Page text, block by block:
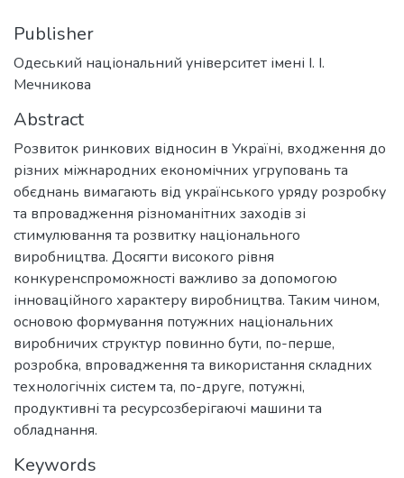
Publisher
Одеський національний університет імені І. І.
Мечникова
Abstract
Розвиток ринкових відносин в Україні, входження до
різних міжнародних економічних угруповань та
обєднань вимагають від українського уряду розробку
та впровадження різноманітних заходів зі
стимулювання та розвитку національного
виробництва. Досягти високого рівня
конкуренспроможності важливо за допомогою
інноваційного характеру виробництва. Таким чином,
основою формування потужних національних
виробничих структур повинно бути, по-перше,
розробка, впровадження та використання складних
технологічніх систем та, по-друге, потужні,
продуктивні та ресурсозберігаючі машини та
обладнання.
Keywords